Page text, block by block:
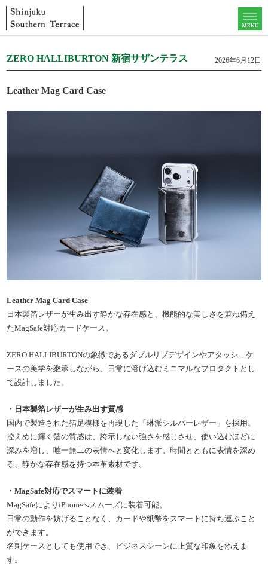
MENU
ZERO HALLIBURTON 新宿サザンテラス 2026年6月12日
Leather Mag Card Case
Leather Mag Card Case
日本製箔レザーが生み出す静かな存在感と、機能的な美しさを兼ね備え
たMagSafe対応カードケース。
ZERO HALLIBURTONの象徴であるダブルリブデザインやアタッシェケ
ースの美学を継承しながら、日常に溶け込むミニマルなプロダクトとし
て設計しました。
・日本製箔レザーが生み出す質感
国内で製造された箔足模様を再現した「琳派シルバーレザー」を採用。
控えめに輝く箔の質感は、誇示しない強さを感じさせ、使い込むほどに
深みを増し、唯一無二の表情へと変化します。時間とともに表情を深め
る、静かな存在感を持つ本革素材です。
・MagSafe対応でスマートに装着
MagSafeによりiPhoneへスムーズに装着可能。
日常の動作を妨げることなく、カードや紙幣をスマートに持ち運ぶこと
ができます。
名刺ケースとしても使用でき、ビジネスシーンに上質な印象を添えま
す。